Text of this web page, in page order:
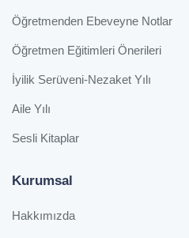
Öğretmenden Ebeveyne Notlar
Öğretmen Eğitimleri Önerileri
İyilik Serüveni-Nezaket Yılı
Aile Yılı
Sesli Kitaplar
Kurumsal
Hakkımızda